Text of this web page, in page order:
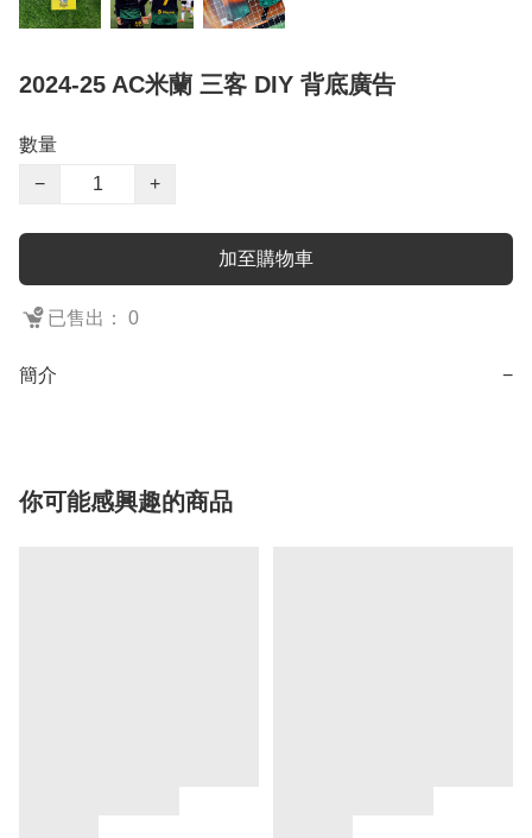
2024-25 AC米蘭 三客 DIY 背底廣告
數量
−
+
加至購物車
已售出： 0
簡介 −
你可能感興趣的商品